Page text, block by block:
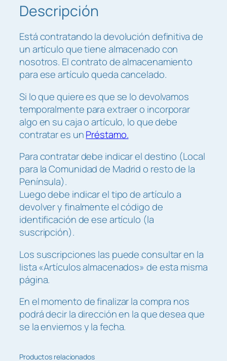
u
c
i
o
n
e
s
c
a
n
t
d
a
d
Descripción
Está contratando la devolución definitiva de
un artículo que tiene almacenado con
nosotros. El contrato de almacenamiento
para ese artículo queda cancelado.
Si lo que quiere es que se lo devolvamos
temporalmente para extraer o incorporar
algo en su caja o artículo, lo que debe
contratar es unPréstamo.
Para contratar debe indicar el destino (Local
para la Comunidad de Madrid o resto de la
Península).
Luego debe indicar el tipo de artículo a
devolver y finalmente el código de
identificación de ese artículo (la
suscripción).
Los suscripciones las puede consultar en la
lista «Artículos almacenados» de esta misma
página.
En el momento de finalizar la compra nos
podrá decir la dirección en la que desea que
se la enviemos y la fecha.
Productos relacionados